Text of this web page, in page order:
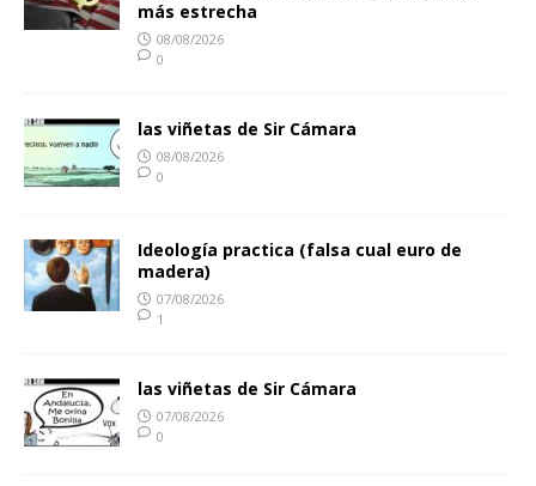
más estrecha
08/08/2026
0
las viñetas de Sir Cámara
08/08/2026
0
Ideología practica (falsa cual euro de
madera)
07/08/2026
1
las viñetas de Sir Cámara
07/08/2026
0